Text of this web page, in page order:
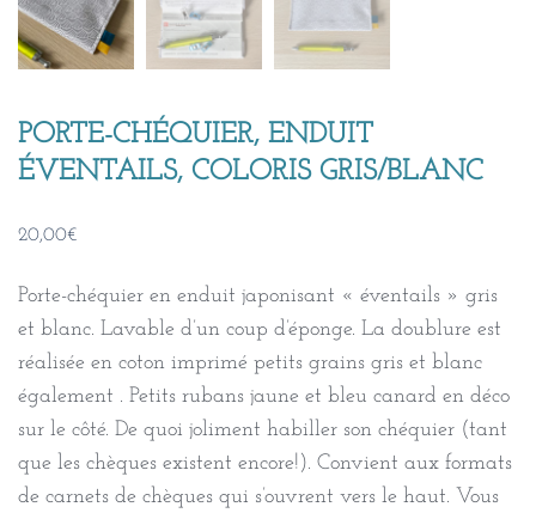
PORTE-CHÉQUIER, ENDUIT
ÉVENTAILS, COLORIS GRIS/BLANC
20,00€
Porte-chéquier en enduit japonisant « éventails » gris
et blanc. Lavable d’un coup d’éponge. La doublure est
réalisée en coton imprimé petits grains gris et blanc
également . Petits rubans jaune et bleu canard en déco
sur le côté. De quoi joliment habiller son chéquier (tant
que les chèques existent encore!). Convient aux formats
de carnets de chèques qui s’ouvrent vers le haut. Vous